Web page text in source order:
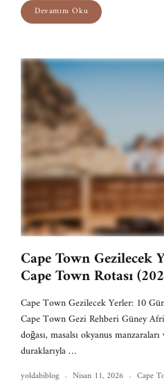
Devamını Oku
Cape Town Gezilecek
Cape Town Rotası
Cape Town Gezilecek Yerler: 10
Cape Town Gezi Rehberi Güney
doğası, masalsı okyanus
duraklarıyla …
yoldabiblog Nisan 11, 2026 Cape